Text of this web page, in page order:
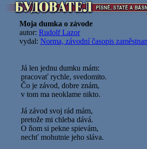
Moja dumka o závode
autor: Rudolf Lazor
vydal: Norma, závodní časopis
Já len jednu dumku mám:
pracovať rychle, svedomito.
Čo je závod, dobre znám,
v tom ma neoklame nikto.
Já závod svoj rád mám,
pretože mi chleba dává.
O ňom si pekne spievám,
nechť mohutnie jeho sláva.